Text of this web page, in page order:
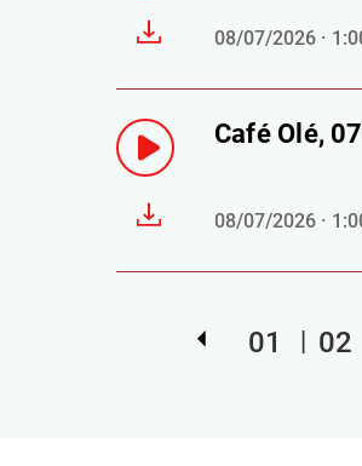
08/07/2026 ·
Café Olé,
08/07/2026 ·
01 02